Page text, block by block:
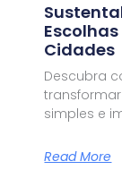
Cidades
Descubra
simples e
Read More